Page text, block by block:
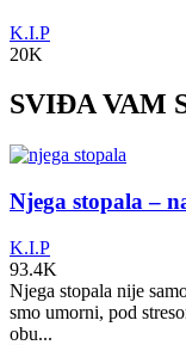
K.I.P
20K
SVIĐA VAM
Njega stopala –
K.I.P
93.4K
Njega stopala nije
smo umorni, pod
obu...